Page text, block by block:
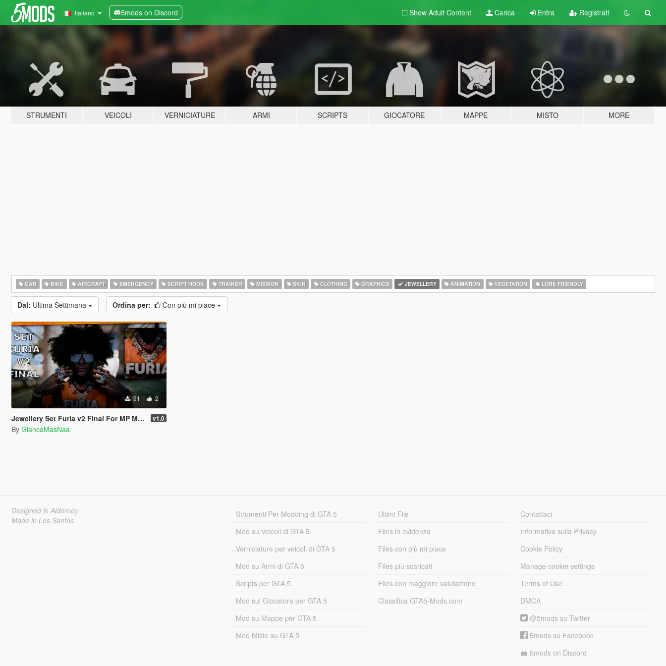
Italiano 5mods on Discord Show Adult Content Carica Entra Registrati
STRUMENTI VEICOLI VERNICIATURE ARMI SCRIPTS GIOCATORE MAPPE MISTO MORE
CAR BIKE AIRCRAFT EMERGENCY SCRIPT HOOK TRAINER MISSION SKIN CLOTHING GRAPHICS JEWELLERY ANIMATION VEGETATION LORE FRIENDLY
Dal: Ultima Settimana Ordina per: Con più mi piace
91 2
Jewellery Set Furia v2 Final For MP Male v1.0
By GiancaMasNaa
Designed in Alderney
Made in Los Santos
Strumenti Per Modding di GTA 5
Mod su Veicoli di GTA 5
Verniciature per veicoli di GTA 5
Mod su Armi di GTA 5
Scripts per GTA 5
Mod sul Giocatore per GTA 5
Mod su Mappe per GTA 5
Mod Miste su GTA 5
Ultimi File
Files in evidenza
Files con più mi piace
Files più scaricati
Files con maggiore valutazione
Classifica GTA5-Mods.com
Contattaci
Informativa sulla Privacy
Cookie Policy
Manage cookie settings
Terms of Use
DMCA
@5mods su Twitter
5mods su Facebook
5mods on Discord